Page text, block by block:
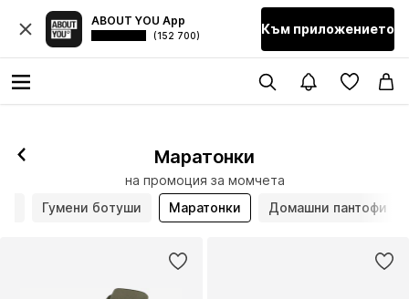
ABOUT YOU App
(152 700) Към приложението
Маратонки
на промоция за момчета
Гумени ботуши Маратонки Домашни пантофи